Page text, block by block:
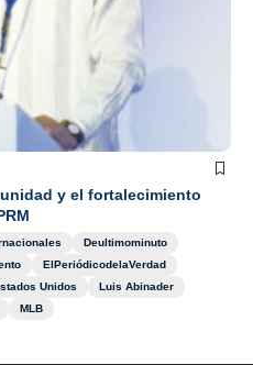
y el fortalecimiento
Deultimominuto
ElPeriódicodelaVerdad
Unidos
Luis Abinader
MLB